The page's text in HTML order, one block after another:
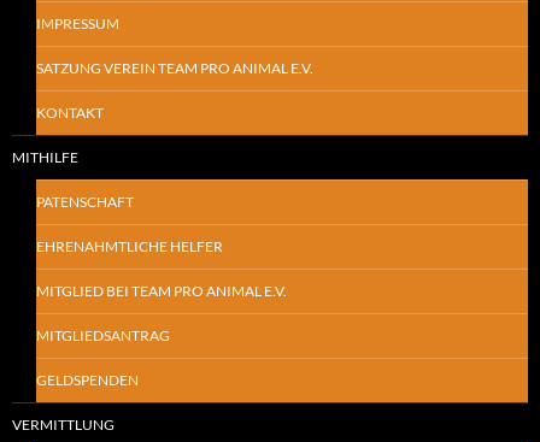
IMPRESSUM
SATZUNG VEREIN TEAM PRO ANIMAL E.V.
KONTAKT
MITHILFE
PATENSCHAFT
EHRENAHMTLICHE HELFER
MITGLIED BEI TEAM PRO ANIMAL E.V.
MITGLIEDSANTRAG
GELDSPENDEN
VERMITTLUNG